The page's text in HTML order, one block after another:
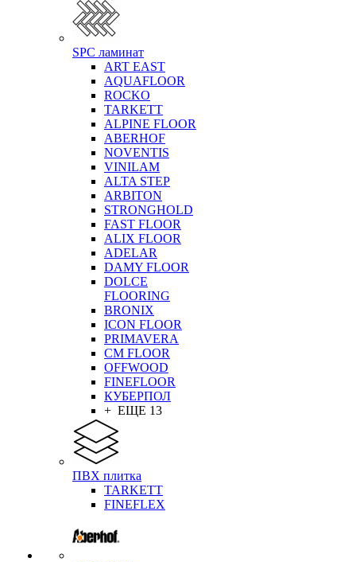
SPC ламинат
ART EAST
AQUAFLOOR
ROCKO
TARKETT
ALPINE FLOOR
ABERHOF
NOVENTIS
VINILAM
ALTA STEP
ARBITON
STRONGHOLD
FAST FLOOR
ALIX FLOOR
ADELAR
DAMY FLOOR
DOLCE
FLOORING
BRONIX
ICON FLOOR
PRIMAVERA
CM FLOOR
OFFWOOD
FINEFLOOR
КУБЕРПОЛ
+ ЕЩЕ 13
ПВХ плитка
TARKETT
FINEFLEX